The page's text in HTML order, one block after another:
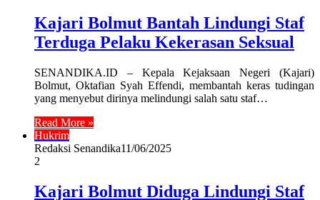
Kajari Bolmut Bantah Lindungi Staf
Terduga Pelaku Kekerasan Seksual
SENANDIKA.ID – Kepala Kejaksaan Negeri (Kajari)
Bolmut, Oktafian Syah Effendi, membantah keras tudingan
yang menyebut dirinya melindungi salah satu staf…
Read More »
Hukrim
Redaksi Senandika11/06/2025
2
Kajari Bolmut Diduga Lindungi Staf